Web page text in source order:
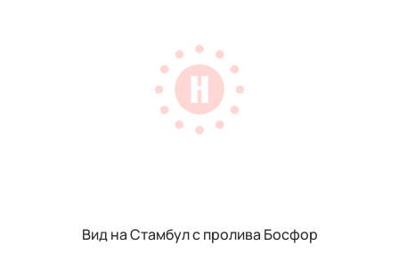
Вид на Стамбул с пролива Босфор